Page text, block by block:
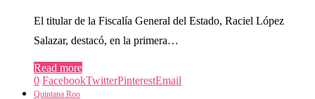
El titular de la Fiscalía General del Estado, Raciel López
Salazar, destacó, en la primera…
Read more
0 FacebookTwitterPinterestEmail
Quintana Roo